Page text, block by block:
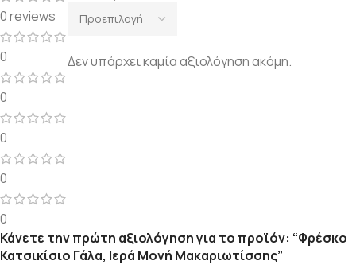
0 reviews
0
0
0
0
0
Δεν υπάρχει καμία αξιολόγηση ακόμη.
Κάνετε την πρώτη αξιολόγηση για το προϊόν: “Φρέσκο
Κατσικίσιο Γάλα, Ιερά Μονή Μακαριωτίσσης”